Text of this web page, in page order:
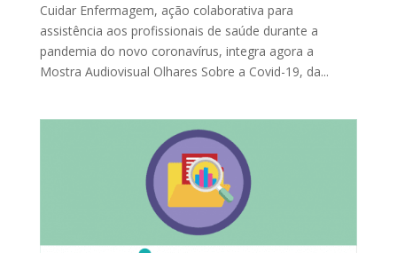
Cuidar Enfermagem, ação colaborativa para
assistência aos profissionais de saúde durante a
pandemia do novo coronavírus, integra agora a
Mostra Audiovisual Olhares Sobre a Covid-19, da...